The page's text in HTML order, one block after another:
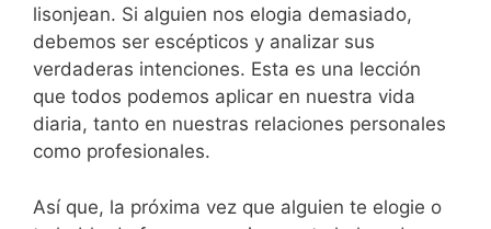
lisonjean. Si alguien nos elogia demasiado,
debemos ser escépticos y analizar sus
verdaderas intenciones. Esta es una lección
que todos podemos aplicar en nuestra vida
diaria, tanto en nuestras relaciones personales
como profesionales.
Así que, la próxima vez que alguien te elogie o